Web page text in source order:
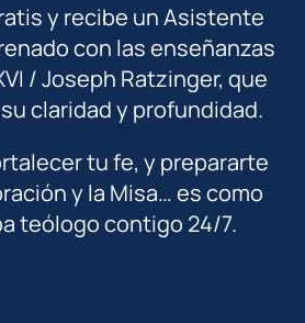
y recibe un Asistente
con las enseñanzas
/ Joseph Ratzinger, que
claridad y profundidad.
tu fe, y prepararte
y la Misa… es como
teólogo contigo 24/7.